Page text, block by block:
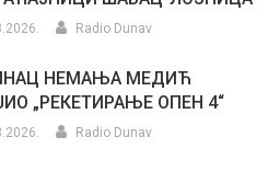
Radio Dunav
НЕМАЊА МЕДИЋ
„РЕКЕТИРАЊЕ ОПЕН 4“
Radio Dunav